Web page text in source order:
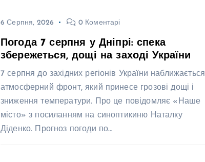
6 Серпня, 2026 0 Коментарі
Погода 7 серпня у Дніпрі: спека
збережеться, дощі на заході України
7 серпня до західних регіонів України наближається
атмосферний фронт, який принесе грозові дощі і
зниження температури. Про це повідомляє «Наше
місто» з посиланням на синоптикиню Наталку
Діденко. Прогноз погоди по…